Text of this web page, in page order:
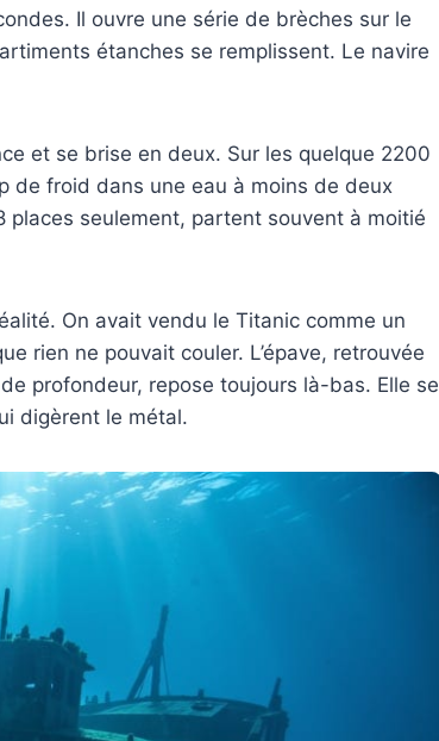
Il ouvre une série de brèches sur le
étanches se remplissent. Le navire
et se brise en deux. Sur les quelque 2200
de froid dans une eau à moins de deux
places seulement, partent souvent à moitié
On avait vendu le Titanic comme un
rien ne pouvait couler. L’épave, retrouvée
profondeur, repose toujours là-bas. Elle se
digèrent le métal.